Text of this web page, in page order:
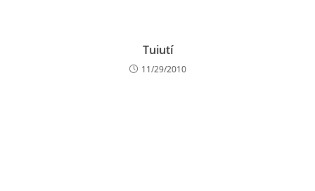
Tuiutí
11/29/2010